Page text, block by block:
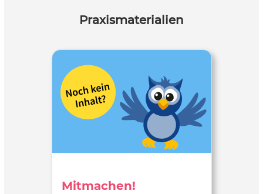
Praxismaterialien
Mitmachen!